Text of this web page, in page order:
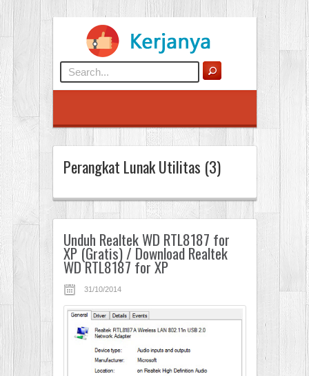
Perangkat Lunak Utilitas (3)
Unduh Realtek WD RTL8187 for
XP (Gratis) / Download Realtek
WD RTL8187 for XP
31/10/2014